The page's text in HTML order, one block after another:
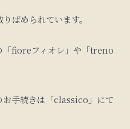
ばめられています。
「fioreフィオレ」や「treno
お手続きは「classico」にて